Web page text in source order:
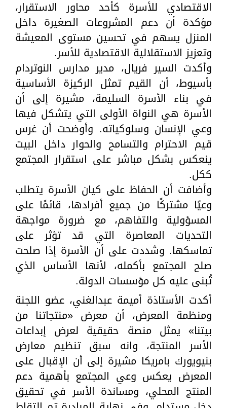
الاقتصادي للأسرة كأحد محاور الاستقرار،
مؤكدة أن دعم المشروعات الصغيرة داخل
المنزل يسهم في تحسين مستوى المعيشة
وتعزيز الاستقلالية الاقتصادية للأسر.
وأكدت السير فريال، مدير مدارس النوتردام
بأسيوط، أن القيم تمثل الركيزة الأساسية
في بناء الأسرة السليمة، مشيرة إلى أن
الأسرة هي النواة الأولى التي يتشكل فيها
وعي الإنسان وسلوكياته. وأوضحت أن غرس
قيم الاحترام والتسامح والحوار داخل البيت
ينعكس بشكل مباشر على استقرار المجتمع
ككل.
وأضافت أن الحفاظ على كيان الأسرة يتطلب
وعيًا مشتركًا من جميع أفرادها، قائمًا على
المسؤولية والتفاهم، مع ضرورة مواجهة
التحديات المعاصرة التي قد تؤثر على
تماسكها. وشددت على أن الأسرة إذا صلحت
صلح المجتمع بأكمله، لأنها الأساس الذي
تُبنى عليه كل مؤسسات الدولة.
أكدت الأستاذة أميمة عبدالغني، عضو اللجنة
ومنظمة المعرض، أن معرض «منتجاتنا من
بيتنا» يمثل منصة حقيقية لعرض إبداعات
الأسر المنتجة، وانه سبق تنظيم معارض
بنيويورك بامريكا مشيرة إلى أن الإقبال على
المعرض يعكس وعي المجتمع بأهمية دعم
المنتج المحلي، ومساندة الأسر في تحقيق